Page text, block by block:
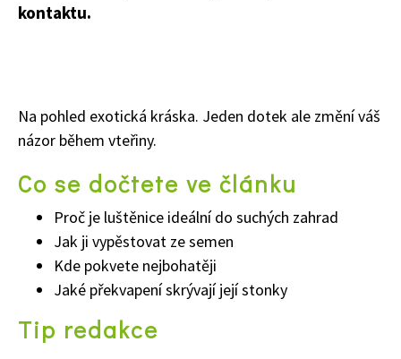
kontaktu.
Na pohled exotická kráska. Jeden dotek ale změní váš
názor během vteřiny.
Co se dočtete ve článku
Proč je luštěnice ideální do suchých zahrad
Jak ji vypěstovat ze semen
Kde pokvete nejbohatěji
Jaké překvapení skrývají její stonky
Tip redakce